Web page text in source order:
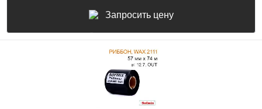
Запросить цену